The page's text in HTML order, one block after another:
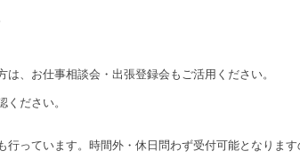
、お仕事相談会・出張登録会もご活用ください。
ださい。
っています。時間外・休日問わず受付可能となりま